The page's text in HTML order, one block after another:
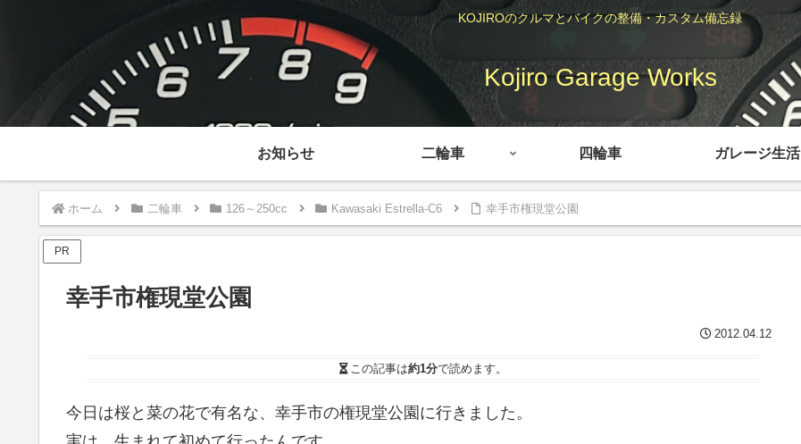
KOJIROのクルマとバイクの整備・カスタム備忘録
Kojiro Garage Works
お知らせ 二輪車 四輪車 ガレージ生活
ホーム 二輪車 126～250cc Kawasaki Estrella-C6 幸手市権現堂公園
PR
幸手市権現堂公園
2012.04.12
この記事は約1分で読めます。
今日は桜と菜の花で有名な、幸手市の権現堂公園に行きました。